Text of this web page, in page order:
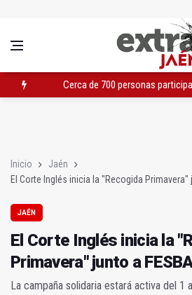
Cerca de 700 personas
Inicio
Jaén
El Corte Inglés inicia la "Recogida Primavera"
JAÉN
El Corte Inglés inicia la
Primavera" junto a
La campaña solidaria estará activa del 1